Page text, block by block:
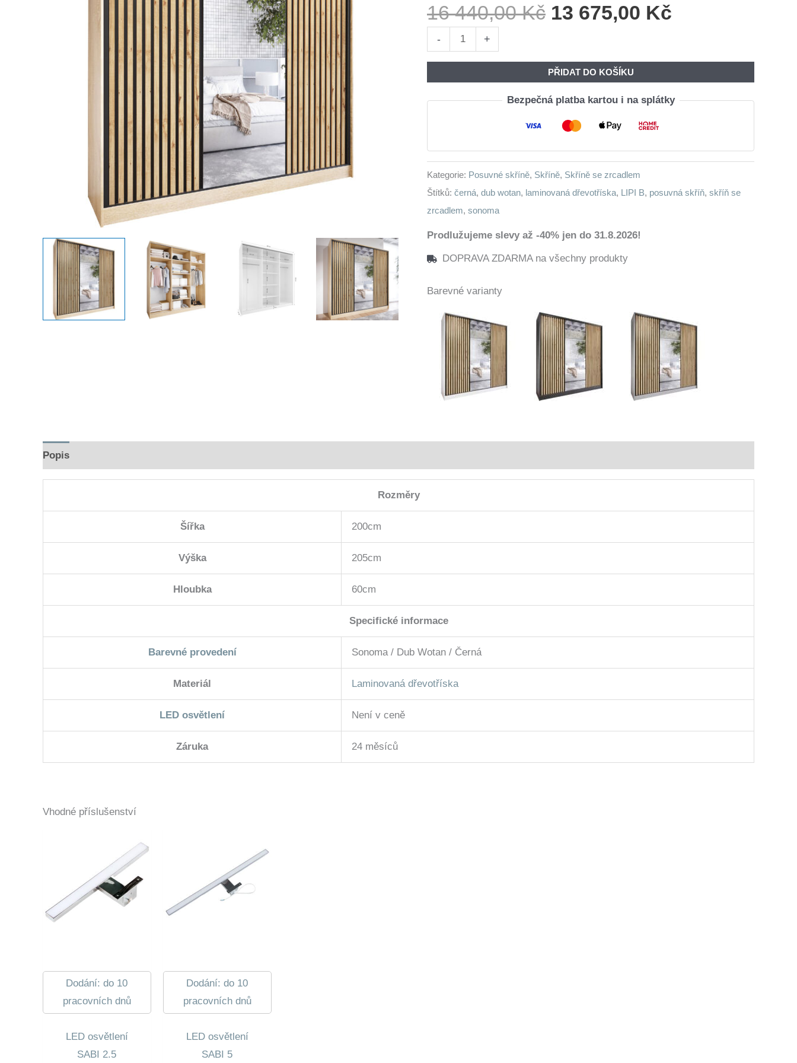
16 440,00Kč Původní
16
440,00 Kč.
13 675,00 Kč
675,00 Kč.
-
se
/
dub
wotan
/
černá
+
PŘIDAT DO KOŠÍKU
Bezpečná platba kartou i na splátky
Kategorie: Posuvné skříně, Skříně, Skříně se zrcadlem
Štítků: černá, dub wotan, laminovaná dřevotříska, LIPI B, posuvná skříň, skříň se
zrcadlem, sonoma
Prodlužujeme slevy až -40% jen do 31.8.2026!
DOPRAVA ZDARMA na všechny produkty
Barevné varianty
Popis
Rozměry
Šířka 200cm
Výška 205cm
Hloubka 60cm
Specifické informace
Barevné provedení Sonoma / Dub Wotan / Černá
Materiál Laminovaná dřevotříska
LED osvětlení Není v ceně
Záruka 24 měsíců
Vhodné příslušenství
Dodání: do 10
pracovních dnů
LED osvětlení
SABI 2.5
Dodání: do 10
pracovních dnů
LED osvětlení
SABI 5